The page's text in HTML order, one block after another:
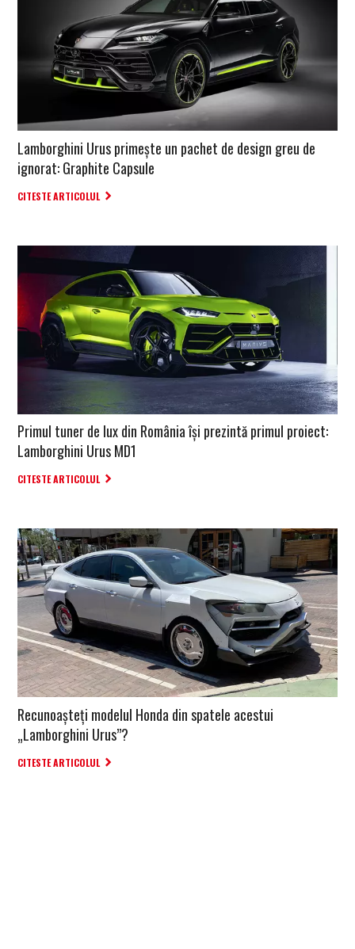
Lamborghini Urus primește un pachet de design greu de
ignorat: Graphite Capsule
CITESTE ARTICOLUL
Primul tuner de lux din România își prezintă primul proiect:
Lamborghini Urus MD1
CITESTE ARTICOLUL
Recunoașteți modelul Honda din spatele acestui
„Lamborghini Urus”?
CITESTE ARTICOLUL